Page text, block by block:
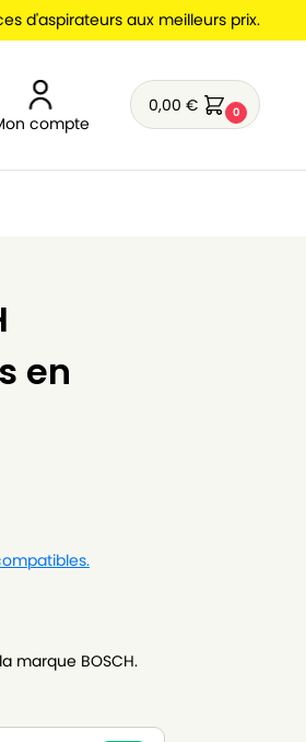
d'aspirateurs aux meilleurs prix.
compte
0,00€ 0
en
marque BOSCH.